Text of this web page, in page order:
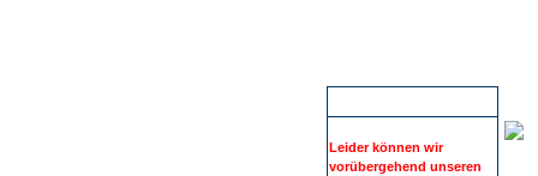
Leider können wir
vorübergehend unseren